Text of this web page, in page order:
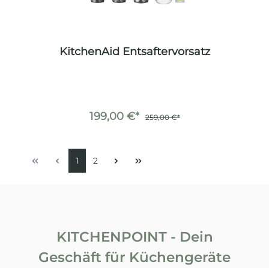
KitchenAid Entsaftervorsatz
199,00 €* 259,00 €*
1 2
KITCHENPOINT - Dein
Geschäft für Küchengeräte